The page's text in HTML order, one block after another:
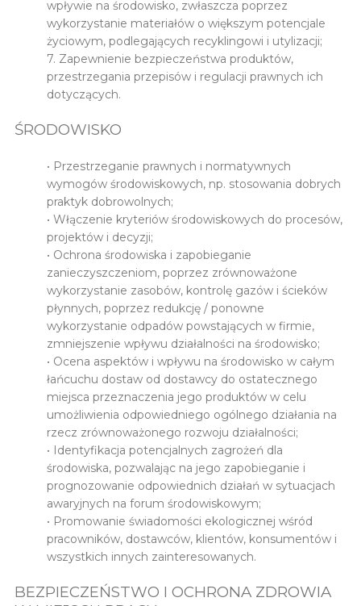
wpływie na środowisko, zwłaszcza poprzez
wykorzystanie materiałów o większym potencjale
życiowym, podlegających recyklingowi i utylizacji;
7. Zapewnienie bezpieczeństwa produktów,
przestrzegania przepisów i regulacji prawnych ich
dotyczących.
ŚRODOWISKO
• Przestrzeganie prawnych i normatywnych
wymogów środowiskowych, np. stosowania dobrych
praktyk dobrowolnych;
• Włączenie kryteriów środowiskowych do procesów,
projektów i decyzji;
• Ochrona środowiska i zapobieganie
zanieczyszczeniom, poprzez zrównoważone
wykorzystanie zasobów, kontrolę gazów i ścieków
płynnych, poprzez redukcję / ponowne
wykorzystanie odpadów powstających w firmie,
zmniejszenie wpływu działalności na środowisko;
• Ocena aspektów i wpływu na środowisko w całym
łańcuchu dostaw od dostawcy do ostatecznego
miejsca przeznaczenia jego produktów w celu
umożliwienia odpowiedniego ogólnego działania na
rzecz zrównoważonego rozwoju działalności;
• Identyfikacja potencjalnych zagrożeń dla
środowiska, pozwalając na jego zapobieganie i
prognozowanie odpowiednich działań w sytuacjach
awaryjnych na forum środowiskowym;
• Promowanie świadomości ekologicznej wśród
pracowników, dostawców, klientów, konsumentów i
wszystkich innych zainteresowanych.
BEZPIECZEŃSTWO I OCHRONA ZDROWIA